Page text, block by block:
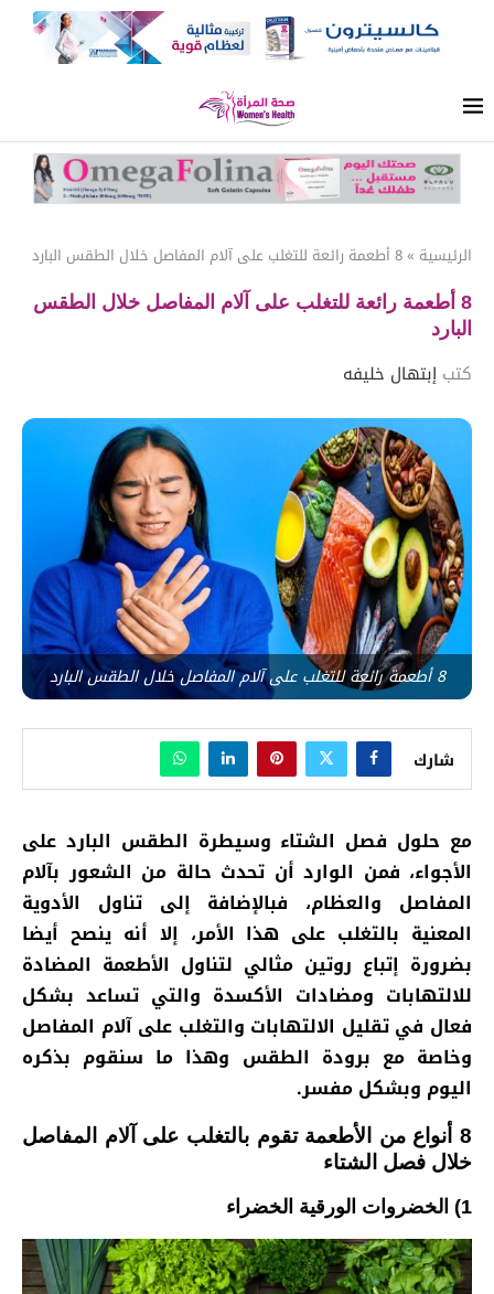
الرئيسية »8 أطعمة رائعة للتغلب على آلام المفاصل خلال الطقس البارد
8 أطعمة رائعة للتغلب على آلام المفاصل خلال الطقس
البارد
كتب إبتهال خليفه
8 أطعمة رائعة للتغلب على آلام المفاصل خلال الطقس البارد
شارك
مع حلول فصل الشتاء وسيطرة الطقس البارد على
الأجواء، فمن الوارد أن تحدث حالة من الشعور بآلام
المفاصل والعظام، فبالإضافة إلى تناول الأدوية
المعنية بالتغلب على هذا الأمر، إلا أنه ينصح أيضا
بضرورة إتباع روتين مثالي لتناول الأطعمة المضادة
للالتهابات ومضادات الأكسدة والتي تساعد بشكل
فعال في تقليل الالتهابات والتغلب على آلام المفاصل
وخاصة مع برودة الطقس وهذا ما سنقوم بذكره
اليوم وبشكل مفسر.
8 أنواع من الأطعمة تقوم بالتغلب على آلام المفاصل
خلال فصل الشتاء
1) الخضروات الورقية الخضراء